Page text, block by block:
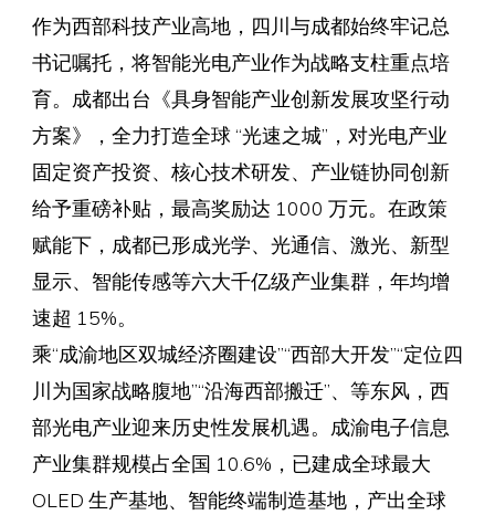
作为西部科技产业高地，四川与成都始终牢记总
书记嘱托，将智能光电产业作为战略支柱重点培
育。成都出台《具身智能产业创新发展攻坚行动
方案》，全力打造全球 “光速之城”，对光电产业
固定资产投资、核心技术研发、产业链协同创新
给予重磅补贴，最高奖励达 1000 万元。在政策
赋能下，成都已形成光学、光通信、激光、新型
显示、智能传感等六大千亿级产业集群，年均增
速超 15%。
乘“成渝地区双城经济圈建设”“西部大开发”“定位四
川为国家战略腹地”“沿海西部搬迁”、等东风，西
部光电产业迎来历史性发展机遇。成渝电子信息
产业集群规模占全国 10.6%，已建成全球最大
OLED 生产基地、智能终端制造基地，产出全球